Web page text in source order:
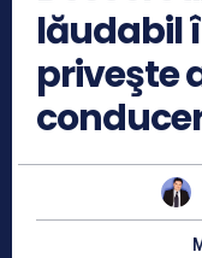
lăudabil
priveşte